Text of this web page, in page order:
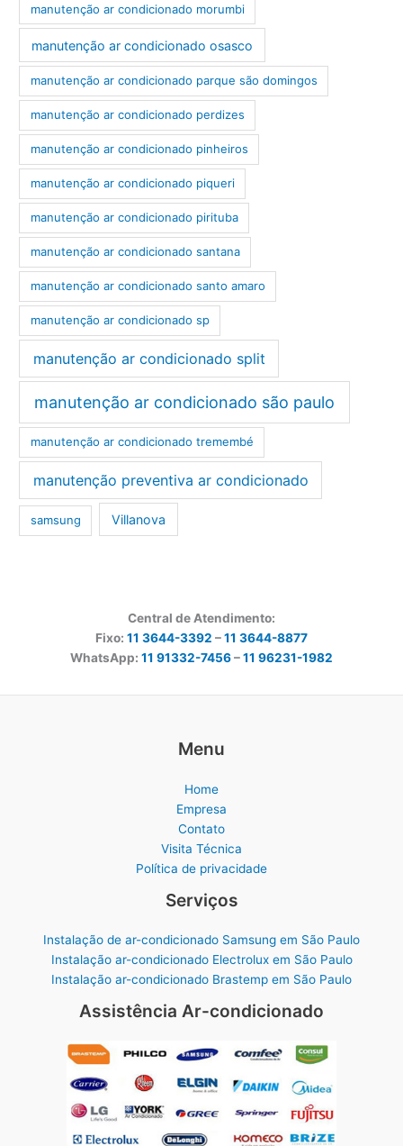
manutenção ar condicionado morumbi
manutenção ar condicionado osasco
manutenção ar condicionado parque são domingos
manutenção ar condicionado perdizes
manutenção ar condicionado pinheiros
manutenção ar condicionado piqueri
manutenção ar condicionado pirituba
manutenção ar condicionado santana
manutenção ar condicionado santo amaro
manutenção ar condicionado sp
manutenção ar condicionado split
manutenção ar condicionado são paulo
manutenção ar condicionado tremembé
manutenção preventiva ar condicionado
samsung Villanova
Central de Atendimento:
Fixo: 11 3644-3392 –11 3644-8877
WhatsApp: 11 91332-7456–11 96231-1982
Menu
Home
Empresa
Contato
Visita Técnica
Política de privacidade
Serviços
Instalação de ar-condicionado Samsung em São Paulo
Instalação ar-condicionado Electrolux em São Paulo
Instalação ar-condicionado Brastemp em São Paulo
Assistência Ar-condicionado